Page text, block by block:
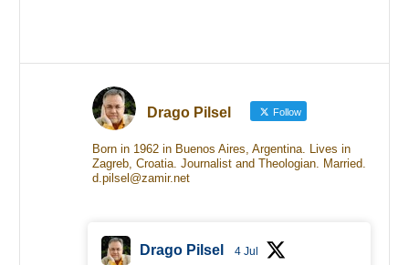
Drago Pilsel Follow
Born in 1962 in Buenos Aires, Argentina. Lives in
Zagreb, Croatia. Journalist and Theologian. Married.
d.pilsel@zamir.net
Drago Pilsel 4 Jul